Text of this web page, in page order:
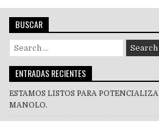
BUSCAR
Search
for:
ENTRADAS RECIENTES
ESTAMOS LISTOS PARA
MANOLO.